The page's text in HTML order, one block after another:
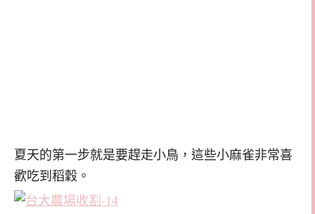
夏天的第一步就是要趕走小鳥，這些小麻雀非常喜
歡吃到稻穀。